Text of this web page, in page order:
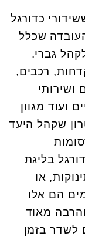
כדורגל
שכלל
גברי.
רכבים,
ושירותי
ועוד מגוון
שקהל היעד
בליגת
או
הם אלו
מאוד
לשדר בזמן